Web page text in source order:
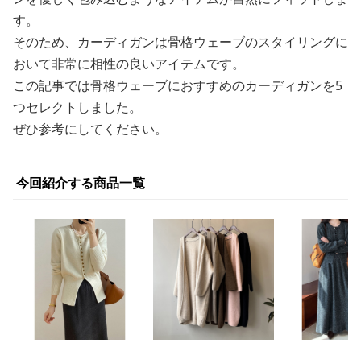
す。
そのため、カーディガンは骨格ウェーブのスタイリングに
おいて非常に相性の良いアイテムです。
この記事では骨格ウェーブにおすすめのカーディガンを5
つセレクトしました。
ぜひ参考にしてください。
今回紹介する商品一覧